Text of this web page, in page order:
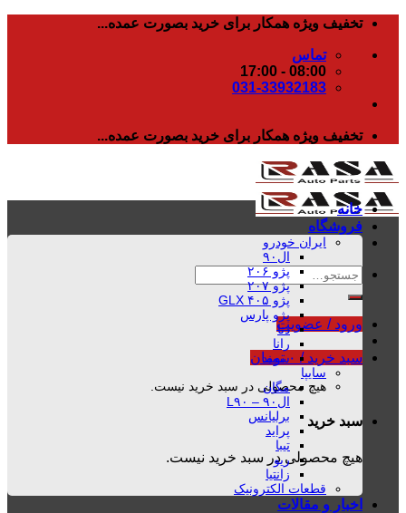
رفتن
محتوا
تخفیف ویژه همکار برای خرید بصورت عمده...
تماس
08:00 - 17:00
031-33932183
تخفیف ویژه همکار برای خرید بصورت عمده...
جستجو
ورود / عضویت
سبد خرید / ۰ تومان
هیچ محصولی در سبد خرید نیست.
سبد خرید
هیچ محصولی در سبد خرید نیست.
خانه
فروشگاه
ایران خودرو
ال۹۰
پژو ۲۰۶
پژو ۲۰۷
پژو ۴۰۵ GLX
پژو پارس
دنا
رانا
سمند
سایپا
مگان
ال۹۰ – L۹۰
برلیانس
پراید
تیبا
ریو
زانتیا
قطعات الکترونیک
اخبار و مقالات